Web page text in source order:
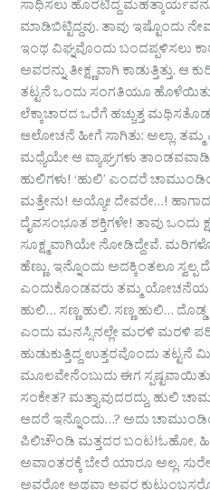
ಸಾಧಿಸಲು ಹೊರಟಿದ್ದ
ಮಾಡಿಬಿಟ್ಟಿದ್ದವು. ತಾವು ಇಷ್ಟೊಂದು
ಇಂಥ ವಿಘ್ನವೊಂದು ಬಂದಪ್ಪಳಿಸಲು
ಅವರನ್ನು ತೀಕ್ಷ್ಣವಾಗಿ ಕಾಡುತ್ತಿತ್ತು.
ತಟ್ಟನೆ ಒಂದು ಸಂಗತಿಯೂ ಹೊಳೆಯಿತು.
ಲೆಕ್ಕಾಚಾರದ ಒರೆಗೆ ಹಚ್ಚುತ್ತ
ಆಲೋಚನೆ ಹೀಗೆ ಸಾಗಿತು: ಅಲ್ಲಾ,
ಮಧ್ಯೆಯೇ ಆ ವ್ಯಾಘ್ರಗಳು
ಹುಲಿಗಳು! ‘ಹುಲಿ’ ಎಂದರೆ
ಮತ್ತೇನು! ಅಯ್ಯೋ ದೇವರೇ…!
ದೈವಸಂಭೂತ ಶಕ್ತಿಗಳೇ! ತಾವು ಒಂದು
ಸೂಕ್ಷ್ಮವಾಗಿಯೇ ನೋಡಿದ್ದೇವೆ.
ಹೆಣ್ಣು. ಇನ್ನೊಂದು ಅದಕ್ಕಿಂತಲೂ
ಎಂದುಕೊಂಡವರು ತಮ್ಮ
ಹುಲಿ… ಸಣ್ಣ ಹುಲಿ. ಸಣ್ಣ ಹುಲಿ…
ಎಂದು ಮನಸ್ಸಿನಲ್ಲೇ ಮರಳಿ ಮರಳಿ
ಹುಡುಕುತ್ತಿದ್ದ ಉತ್ತರವೊಂದು
ಮೂಲವೇನೆಂಬುದು ಈಗ
ಸಂಕೇತ? ಮತ್ತ್ಯಾವುದರದ್ದು, ಹುಲಿ
ಆದರೆ ಇನ್ನೊಂದು…? ಅದು
ಪಿಲಿಚೌಂಡಿ ಮತ್ತದರ ಬಂಟ!ಓಹೋ,
ಅವಾಂತರಕ್ಕೆ ಬೇರೆ ಯಾರೂ ಅಲ್ಲ.